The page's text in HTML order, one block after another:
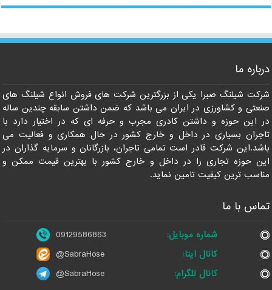
درباره ما
شرکت شیلنگ صبرا یکی از بزرگترین شرکت های فروش انواع شیلنگ های
صنعتی و کشاورزی در ایران می باشد که ضمن داشتن سابقه چندین ساله
در این حوزه و داشتن کادری مجرب و حرفه ای که در اختیار دارد با
تاجران بسیاری در داخل و خارج کشور در حال همکاری و فعالیت می
باشد.این شرکت قادر است تمامی تاجران، بازرگانان و سرمایه گذاران در
این حوزه تجاری را در داخل و خارج کشور با بهترین قیمت ممکن و
مناسب ترین کیفیت تامین نماید.
تماس با ما
شماره موبایل:
09129586863
کانال ایتا:
@SabraHose
کانال تلگرام:
@SabraHose